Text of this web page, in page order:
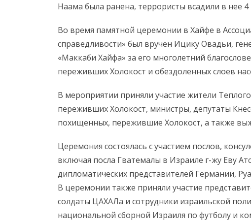
Наама была ранена, террористы всадили в нее
Во время памятной церемонии в Хайфе в
справедливости» был вручен Ицику Овадьи,
«Маккаби Хайфа» за его многолетний
переживших Холокост и обездоленных слоев
В мероприятии приняли участие жители
переживших Холокост, министры, депутаты
похищенных, пережившие Холокост, а также
Церемония состоялась с участием послов,
включая посла Гватемалы в Израиле г-жу Еву
дипломатических представителей Германии,
В церемонии также приняли участие
солдаты ЦАХАЛа и сотрудники израильской
национальной сборной Израиля по футболу и